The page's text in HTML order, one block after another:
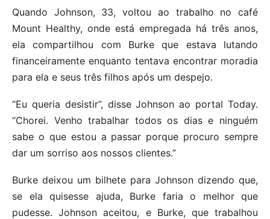
Quando Johnson, 33, voltou ao trabalho no café
Mount Healthy, onde está empregada há três anos,
ela compartilhou com Burke que estava lutando
financeiramente enquanto tentava encontrar moradia
para ela e seus três filhos após um despejo.
“Eu queria desistir”, disse Johnson ao portal Today.
“Chorei. Venho trabalhar todos os dias e ninguém
sabe o que estou a passar porque procuro sempre
dar um sorriso aos nossos clientes.”
Burke deixou um bilhete para Johnson dizendo que,
se ela quisesse ajuda, Burke faria o melhor que
pudesse. Johnson aceitou, e Burke, que trabalhou